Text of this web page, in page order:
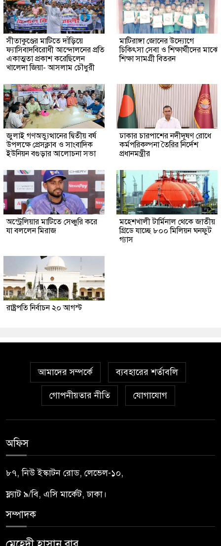
সীতাকুণ্ডের মাটিতে দাঁড়িয়ে
ফ্যাসিবাদবিরোধী আন্দোলনের প্রতি
একাত্মতা প্রকাশ করেছিলেন
খালেদা জিয়া- আসলাম চৌধুরী
মাটিরাঙ্গা জোনের উদ্যোগে
চিকিৎসা সেবা ও শিক্ষার্থীদের মাঝে
শিক্ষা সামগ্রী বিতরন
জুলাই গণঅভ্যুত্থানের দ্বিতীয় বর্ষ
উপলক্ষে প্রেসক্লাব ও সাংবাদিক
ইউনিয়ন বগুড়ার আলোচনা সভা
ঢাকার চারপাশের নদীদূষণ রোধে
কর্মপরিকল্পনা তৈরির নির্দেশ
প্রধানমন্ত্রীর
অস্ট্রেলিয়ার মাটিতে সেঞ্চুরি করে
যা বললেন মিরাজ
মহেশখালী টার্মিনাল থেকে জাতীয়
গ্রিডে যাচ্ছে ৮০০ মিলিয়ন ঘনফুট
গ্যাস
রাষ্ট্রপতি নির্বাচন ২০ আগস্ট
আমাদের সম্পর্কে ব্যবহারের শর্তাবলি
গোপনীয়তার নীতি যোগাযোগ
অফিস
৮৭, নিউ ইস্কাটন রোড, লেভেল-১০,
ফ্ল্যাট ৯/বি, এসি মার্কেট, ঢাকা।
সম্পাদক